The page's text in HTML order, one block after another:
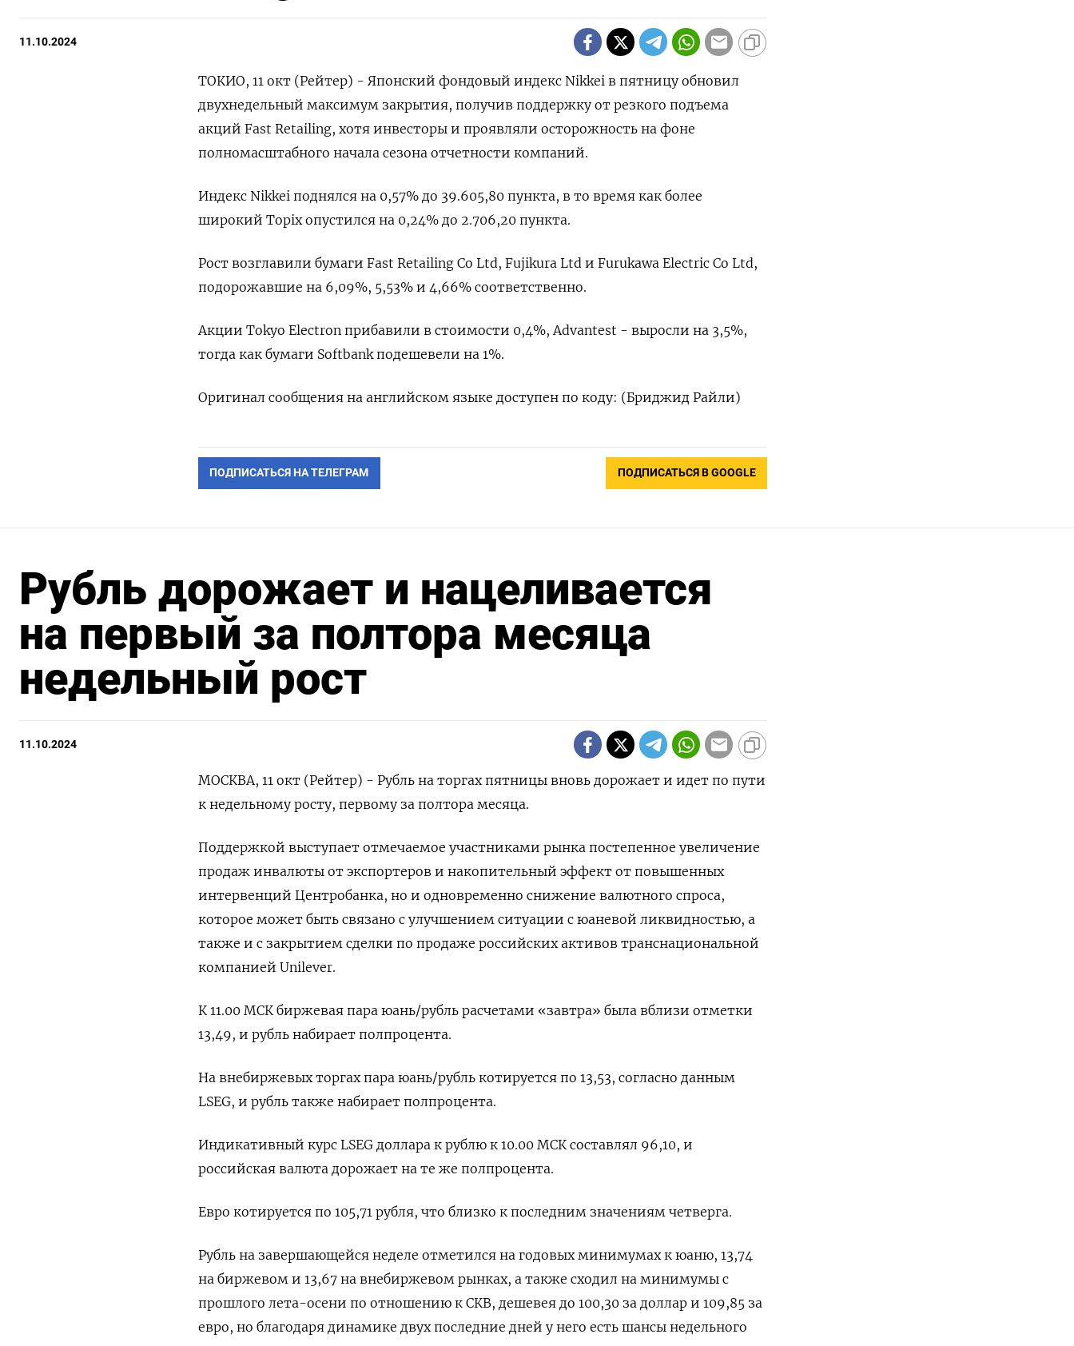
11.10.2024
ТОКИО, 11 окт (Рейтер) - Японский фондовый индекс Nikkei в пятницу обновил
двухнедельный максимум закрытия, получив поддержку от резкого подъема
акций Fast Retailing, хотя инвесторы и проявляли осторожность на фоне
полномасштабного начала сезона отчетности компаний.
Индекс Nikkei поднялся на 0,57% до 39.605,80 пункта, в то время как более
широкий Topix опустился на 0,24% до 2.706,20 пункта.
Рост возглавили бумаги Fast Retailing Co Ltd, Fujikura Ltd и Furukawa Electric Co Ltd,
подорожавшие на 6,09%, 5,53% и 4,66% соответственно.
Акции Tokyo Electron прибавили в стоимости 0,4%, Advantest - выросли на 3,5%,
тогда как бумаги Softbank подешевели на 1%.
Оригинал сообщения на английском языке доступен по коду: (Бриджид Райли)
ПОДПИСАТЬСЯ НА ТЕЛЕГРАМ ПОДПИСАТЬСЯ В GOOGLE
Рубль дорожает и нацеливается
на первый за полтора месяца
недельный рост
11.10.2024
МОСКВА, 11 окт (Рейтер) - Рубль на торгах пятницы вновь дорожает и идет по пути
к недельному росту, первому за полтора месяца.
Поддержкой выступает отмечаемое участниками рынка постепенное увеличение
продаж инвалюты от экспортеров и накопительный эффект от повышенных
интервенций Центробанка, но и одновременно снижение валютного спроса,
которое может быть связано с улучшением ситуации с юаневой ликвидностью, а
также и с закрытием сделки по продаже российских активов транснациональной
компанией Unilever.
К 11.00 МСК биржевая пара юань/рубль расчетами «завтра» была вблизи отметки
13,49, и рубль набирает полпроцента.
На внебиржевых торгах пара юань/рубль котируется по 13,53, согласно данным
LSEG, и рубль также набирает полпроцента.
Индикативный курс LSEG доллара к рублю к 10.00 МСК составлял 96,10, и
российская валюта дорожает на те же полпроцента.
Евро котируется по 105,71 рубля, что близко к последним значениям четверга.
Рубль на завершающейся неделе отметился на годовых минимумах к юаню, 13,74
на биржевом и 13,67 на внебиржевом рынках, а также сходил на минимумы с
прошлого лета-осени по отношению к СКВ, дешевея до 100,30 за доллар и 109,85 за
евро, но благодаря динамике двух последние дней у него есть шансы недельного